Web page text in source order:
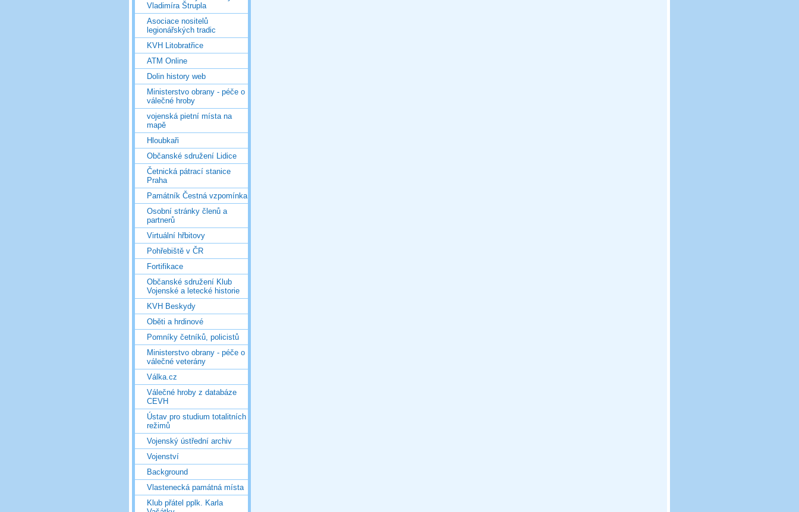
Vladimíra Štrupla
Asociace nositelů
legionářských tradic
KVH Litobratřice
ATM Online
Dolin history web
Ministerstvo obrany - péče o
válečné hroby
vojenská pietní místa na
mapě
Hloubkaři
Občanské sdružení Lidice
Četnická pátrací stanice
Praha
Památník Čestná vzpomínka
Osobní stránky členů a
partnerů
Virtuální hřbitovy
Pohřebiště v ČR
Fortifikace
Občanské sdružení Klub
Vojenské a letecké historie
KVH Beskydy
Oběti a hrdinové
Pomníky četníků, policistů
Ministerstvo obrany - péče o
válečné veterány
Válka.cz
Válečné hroby z databáze
CEVH
Ústav pro studium totalitních
režimů
Vojenský ústřední archiv
Vojenství
Background
Vlastenecká památná místa
Klub přátel pplk. Karla